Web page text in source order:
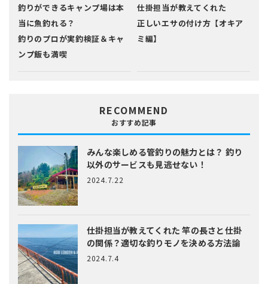
釣りができるキャンプ場は本
当に魚釣れる？
釣りのプロが実釣検証＆キャ
ンプ飯も満喫
仕掛担当が教えてくれた
正しいエサの付け方【オキア
ミ編】
RECOMMEND
おすすめ記事
みんな楽しめる管釣りの魅力とは？ 釣り
以外のサービスも見逃せない！
2024.7.22
仕掛担当が教えてくれた竿の長さと仕掛
の関係？適切な釣りモノを決める方法論
2024.7.4